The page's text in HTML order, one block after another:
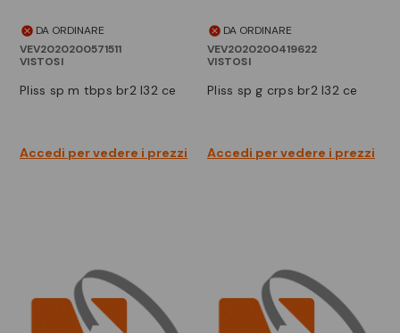
DA ORDINARE
VEV2020200571511
VISTOSI
pliss sp m tbps br2 l32 ce
Accedi per vedere i prezzi
DA ORDINARE
VEV2020200419622
VISTOSI
pliss sp g crps br2 l32 ce
Accedi per vedere i prezzi